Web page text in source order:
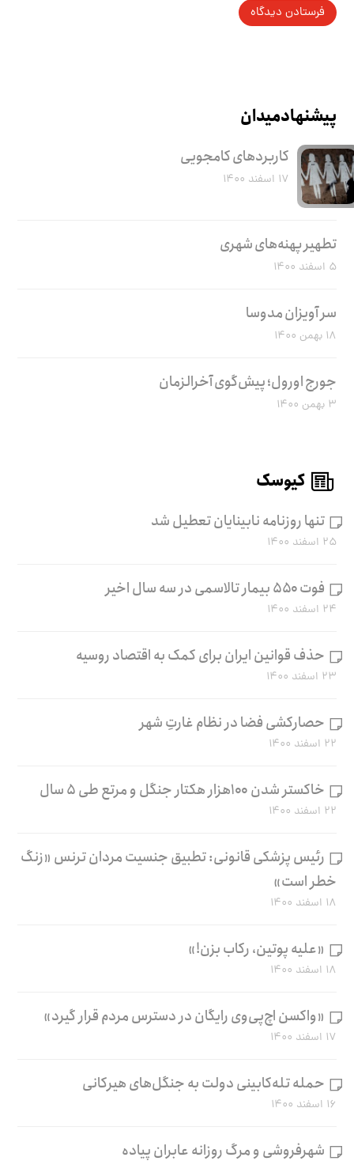
پیشنهاد میدان
کاربرد‌های کامجویی
۱۷ اسفند ۱۴۰۰
تطهیر پهنه‌های شهری
۵ اسفند ۱۴۰۰
سر آویزان مدوسا
۱۸ بهمن ۱۴۰۰
جورج اورول؛ پیش‌گوی آخرالزمان
۳ بهمن ۱۴۰۰
کیوسک
تنها روزنامه نابینایان تعطیل شد
۲۵ اسفند ۱۴۰۰
فوت ۵۵۰ بیمار تالاسمی در سه سال اخیر
۲۴ اسفند ۱۴۰۰
حذف قوانین ایران برای کمک به اقتصاد روسیه
۲۳ اسفند ۱۴۰۰
حصارکشی فضا در نظام غارتِ شهر
۲۲ اسفند ۱۴۰۰
خاکستر شدن ۱۰۰هزار هکتار جنگل و مرتع طی ۵ سال
۲۲ اسفند ۱۴۰۰
رئیس پزشکی قانونی: تطبیق جنسیت مردان ترنس «زنگ
خطر است»
۱۸ اسفند ۱۴۰۰
«علیه پوتین، رکاب بزن!»
۱۸ اسفند ۱۴۰۰
«واکسن اچ‌پی‌وی رایگان در دسترس مردم قرار گیرد»
۱۷ اسفند ۱۴۰۰
حمله تله‌کابینی دولت به جنگل‌های هیرکانی
۱۶ اسفند ۱۴۰۰
شهرفروشی و مرگ روزانه عابران پیاده